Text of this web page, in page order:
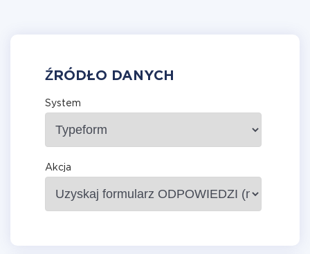
ŹRÓDŁO DANYCH
System
Akcja